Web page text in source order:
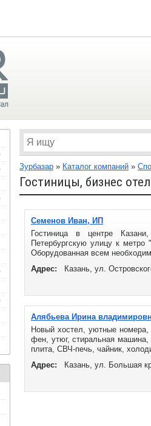
Зурбазар » Каталог компаний »
Гостиницы, бизнес
Семенов Иван, ИП
Гостиница в центре
Петербургскую улицу к
Оборудованная всем
Адрес:
Казань, ул.
Алябьева Ирина
Новый хостел, уютные
фен, утюг, стиральная машина,
плита, СВЧ-печь, чайник,
Адрес:
Казань, ул. Большая